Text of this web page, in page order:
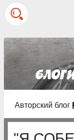
Авторский блог